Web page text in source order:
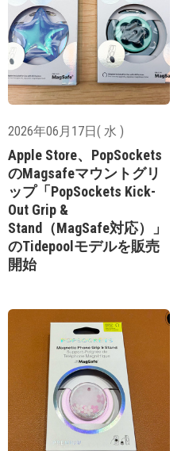
2026年06月17日( 水 )
Apple Store、PopSockets
のMagsafeマウントグリ
ップ「PopSockets Kick-
Out Grip &
Stand（MagSafe対応）」
のTidepoolモデルを販売
開始